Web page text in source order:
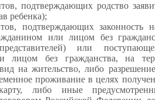
подтверждающих родство
ребенка);
подтверждающих законность
или лицом без
или
лицом без гражданства, на
на жительство, либо
проживание в целях
либо иные